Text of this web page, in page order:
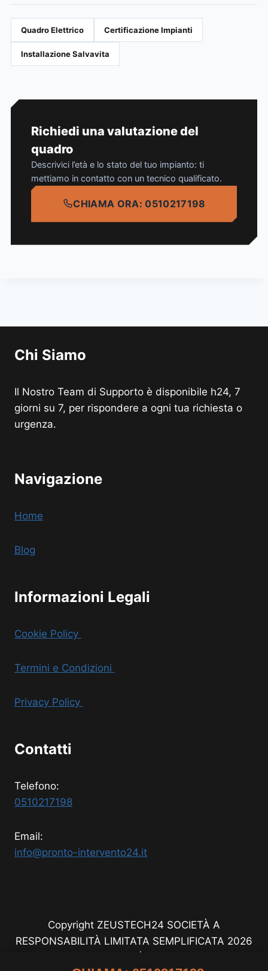
Quadro Elettrico Certificazione Impianti
Installazione Salvavita
Richiedi una valutazione del
quadro
Descrivici l’età e lo stato del tuo impianto: ti
mettiamo in contatto con un tecnico qualificato.
CHIAMA ORA: 0510217198
Chi Siamo
Il Nostro Team di Supporto è disponibile h24, 7
giorni su 7, per rispondere a ogni tua richiesta o
urgenza.
Navigazione
Home
Blog
Informazioni Legali
Cookie Policy
Termini e Condizioni
Privacy Policy
Contatti
Telefono:
0510217198
Email:
info@pronto-intervento24.it
Copyright ZEUSTECH24 SOCIETÀ A
RESPONSABILITÀ LIMITATA SEMPLIFICATA 2026